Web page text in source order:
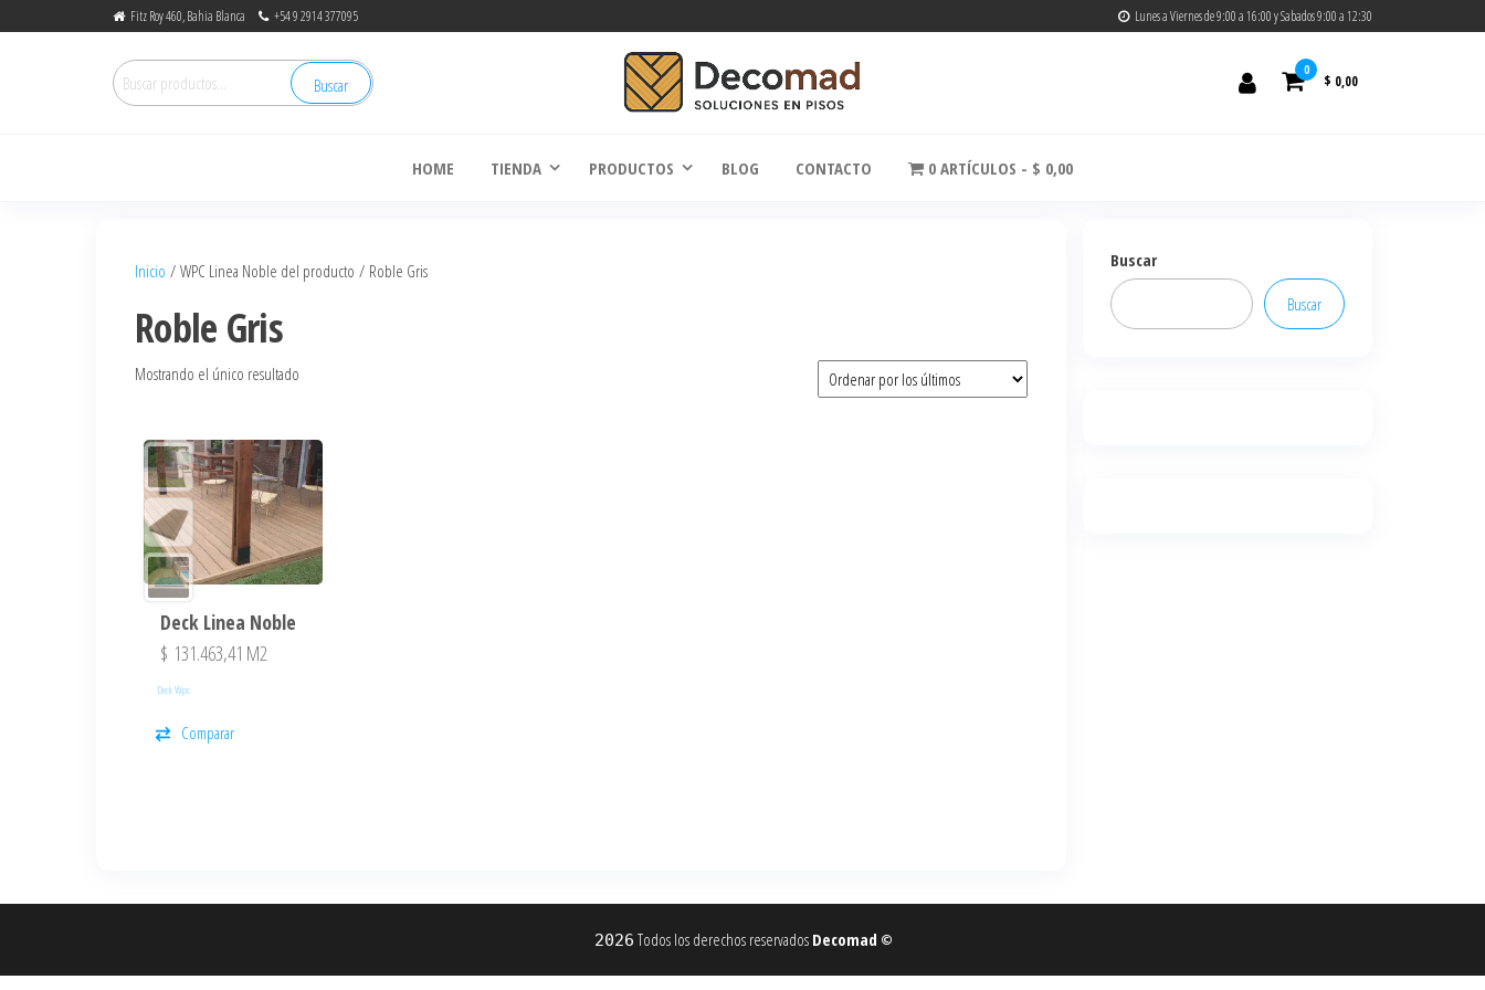
Fitz Roy 460, Bahia Blanca +54 9 2914 377095 Lunes a Viernes de 9:00 a 16:00 y Sabados 9:00 a 12:30
Buscar
0
$ 0,00
HOME TIENDA PRODUCTOS BLOG CONTACTO 0 ARTÍCULOS $ 0,00
Inicio / WPC Linea Noble del producto / Roble Gris
Roble Gris
Mostrando el único resultado
Deck Linea Noble
$ 131.463,41 M2
Deck Wpc
Comparar
Buscar
Buscar
2026 Todos los derechos reservados Decomad ©